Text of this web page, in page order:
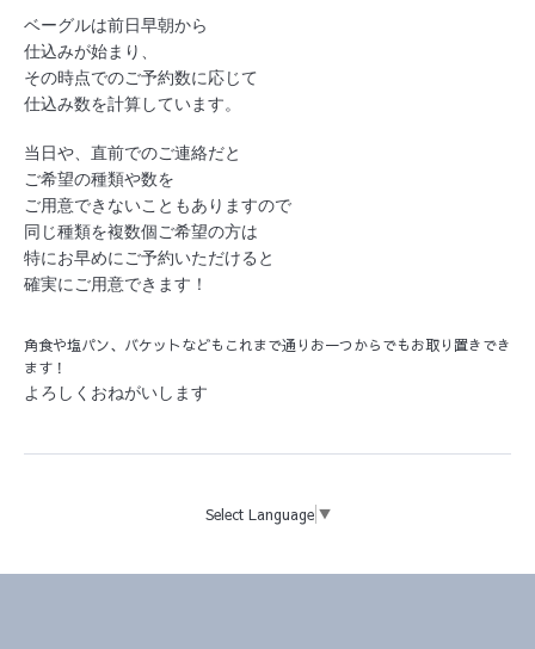
ベーグルは前日早朝から
仕込みが始まり、
その時点でのご予約数に応じて
仕込み数を計算しています。
当日や、直前でのご連絡だと
ご希望の種類や数を
ご用意できないこともありますので
同じ種類を複数個ご希望の方は
特にお早めにご予約いただけると
確実にご用意できます！
角食や塩パン、バケットなどもこれまで通りお一つからでもお取り置きでき
ます！
よろしくおねがいします
Select Language ▼